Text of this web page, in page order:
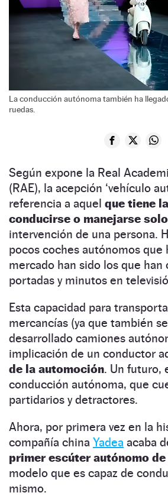
La conducción autónoma también ha
ruedas.
Según expone la Real
(RAE), la acepción ‘vehículo
referencia a aquel que tiene
conducirse o manejarse solo
intervención de una persona.
pocos coches autónomos que
mercado han sido los que han
portadas y minutos en
Esta capacidad para
mercancías (ya que también
desarrollado camiones
implicación de un conductor
de la automoción. Un futuro,
conducción autónoma, que
partidarios y detractores.
Ahora, por primera vez en la
compañía china Yadea acaba
primer escúter autónomo
modelo que es capaz de
mismo.